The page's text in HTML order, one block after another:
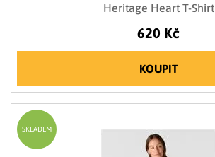
Heritage Heart T-Shirt
620 Kč
KOUPIT
SKLADEM